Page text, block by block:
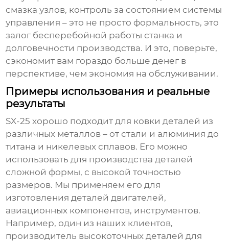
смазка узлов, контроль за состоянием системы
управления – это не просто формальность, это
залог бесперебойной работы станка и
долговечности производства. И это, поверьте,
сэкономит вам гораздо больше денег в
перспективе, чем экономия на обслуживании.
Примеры использования и реальные
результаты
SX-25 хорошо подходит для ковки деталей из
различных металлов – от стали и алюминия до
титана и никелевых сплавов. Его можно
использовать для производства деталей
сложной формы, с высокой точностью
размеров. Мы применяем его для
изготовления деталей двигателей,
авиационных компонентов, инструментов.
Например, один из наших клиентов,
производитель высокоточных деталей для